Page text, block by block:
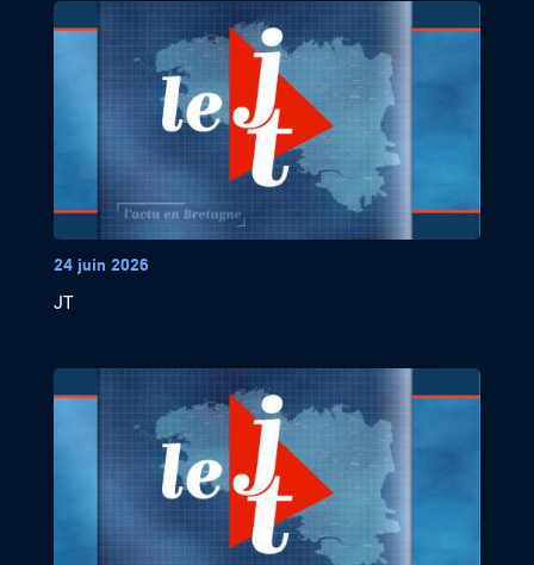
24 juin 2026
JT